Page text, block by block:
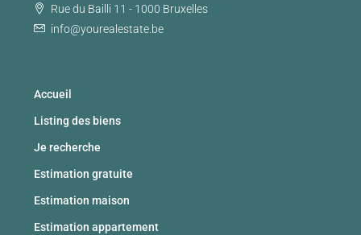
Rue du Bailli 11 - 1000 Bruxelles
info@yourealestate.be
Accueil
Listing des biens
Je recherche
Estimation gratuite
Estimation maison
Estimation appartement